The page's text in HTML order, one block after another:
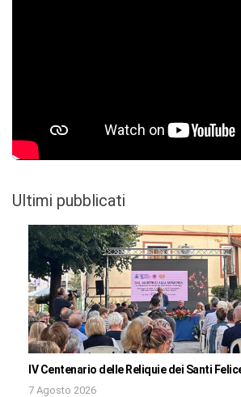
Ultimi pubblicati
IV Centenario delle Reliquie dei Santi
7 Agosto 2026